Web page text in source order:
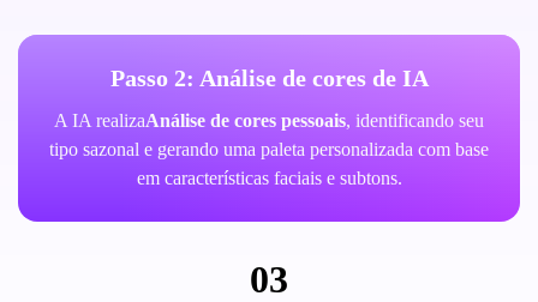
Passo 2: Análise de cores de IA
A IA realizaAnálise de cores pessoais, identificando seu
tipo sazonal e gerando uma paleta personalizada com base
em características faciais e subtons.
03